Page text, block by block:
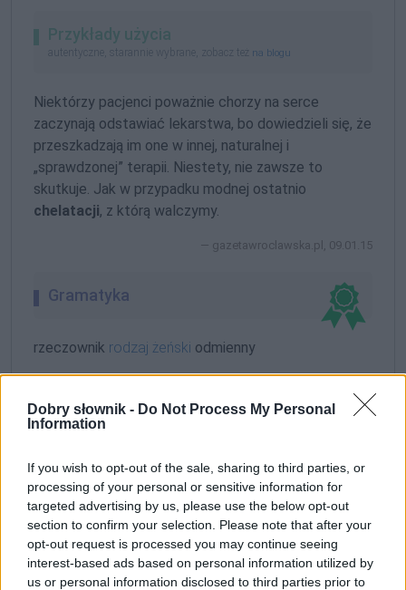
Dobry słownik - Do Not Process My Personal
Information
If you wish to opt-out of the sale, sharing to third parties, or
processing of your personal or sensitive information for
targeted advertising by us, please use the below opt-out
section to confirm your selection. Please note that after your
opt-out request is processed you may continue seeing
interest-based ads based on personal information utilized by
us or personal information disclosed to third parties prior to
Przykłady użycia
autentyczne, starannie wybrane, zobacz też na blogu
Niektórzy pacjenci poważnie chorzy na serce
zaczynają odstawiać lekarstwa, bo dowiedzieli się, że
przeszkadzają im one w innej, naturalnej i
„sprawdzonej” terapii. Niestety, nie zawsze to
skutkuje. Jak w przypadku modnej ostatnio
chelatacji, z którą walczymy.
gazetawroclawska.pl, 09.01.15
Gramatyka
rzeczownik rodzaj żeński odmienny
chelatacja; chelatacją; chelatacjach; chelatacjami;
chelatacje; chelatację; chelatacji; chelatacjo;
chelatacjom
ZGŁOŚ POPRAWKĘ